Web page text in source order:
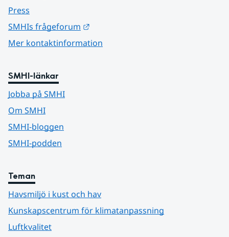
Press
SMHIs frågeforum
Mer kontaktinformation
SMHI-länkar
Jobba på SMHI
Om SMHI
SMHI-bloggen
SMHI-podden
Teman
Havsmiljö i kust och hav
Kunskapscentrum för klimatanpassning
Luftkvalitet